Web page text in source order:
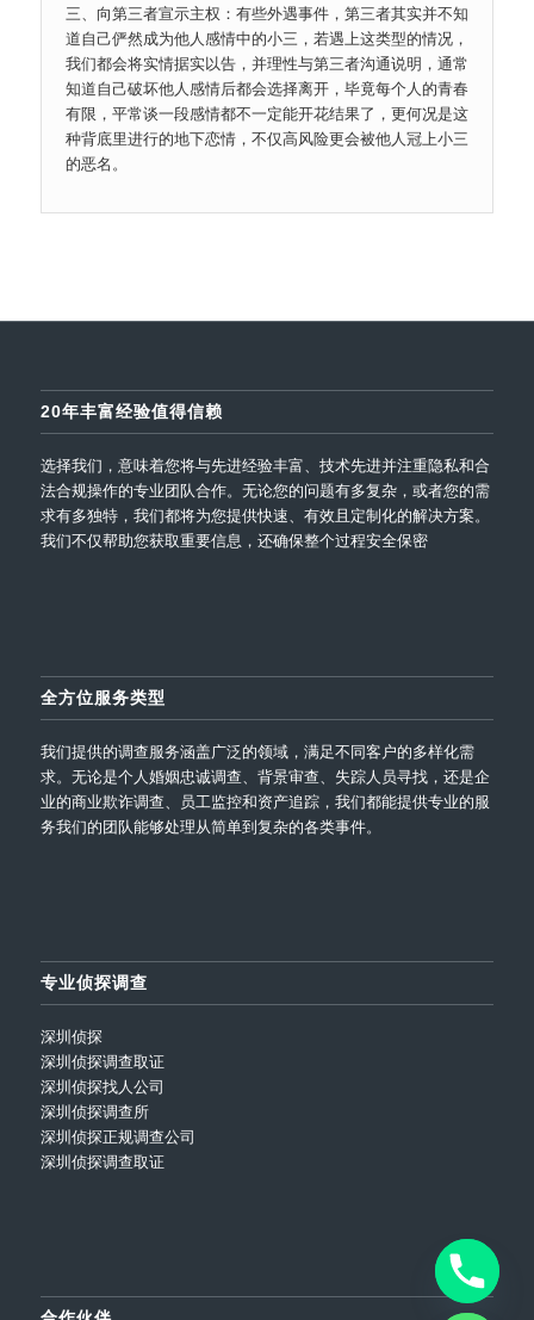
三、向第三者宣示主权：有些外遇事件，第三者其实并不知
道自己俨然成为他人感情中的小三，若遇上这类型的情况，
我们都会将实情据实以告，并理性与第三者沟通说明，通常
知道自己破坏他人感情后都会选择离开，毕竟每个人的青春
有限，平常谈一段感情都不一定能开花结果了，更何况是这
种背底里进行的地下恋情，不仅高风险更会被他人冠上小三
的恶名。
20年丰富经验值得信赖
选择我们，意味着您将与先进经验丰富、技术先进并注重隐私和合
法合规操作的专业团队合作。无论您的问题有多复杂，或者您的需
求有多独特，我们都将为您提供快速、有效且定制化的解决方案。
我们不仅帮助您获取重要信息，还确保整个过程安全保密
全方位服务类型
我们提供的调查服务涵盖广泛的领域，满足不同客户的多样化需
求。无论是个人婚姻忠诚调查、背景审查、失踪人员寻找，还是企
业的商业欺诈调查、员工监控和资产追踪，我们都能提供专业的服
务我们的团队能够处理从简单到复杂的各类事件。
专业侦探调查
深圳侦探
深圳侦探调查取证
深圳侦探找人公司
深圳侦探调查所
深圳侦探正规调查公司
深圳侦探调查取证